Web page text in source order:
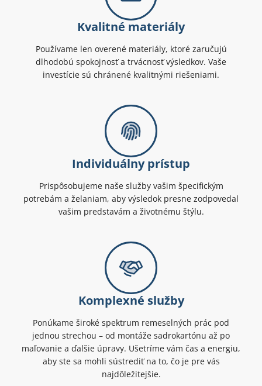
Kvalitné materiály
Používame len overené materiály, ktoré zaručujú
dlhodobú spokojnosť a trvácnosť výsledkov. Vaše
investície sú chránené kvalitnými riešeniami.
Individuálny prístup
Prispôsobujeme naše služby vašim špecifickým
potrebám a želaniam, aby výsledok presne zodpovedal
vašim predstavám a životnému štýlu.
Komplexné služby
Ponúkame široké spektrum remeselných prác pod
jednou strechou – od montáže sadrokartónu až po
maľovanie a ďalšie úpravy. Ušetríme vám čas a energiu,
aby ste sa mohli sústrediť na to, čo je pre vás
najdôležitejšie.